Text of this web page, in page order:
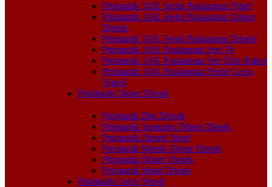
Pnömatik 316L Serisi Paslanmaz Nipel
Pnömatik 316L Serisi Paslanmaz Döner
Dirsek
Pnömatik 316L Serisi Paslanmaz Dirsek
Pnömatik 316L Paslanmaz Seri Te
Pnömatik 316L Paslanmaz Seri Düz Rakor
Pnömatik 316L Paslanmaz Perde Geçiş
Nipeli
Pnömatik Döner Dirsek
Pnömatik Dişi Dirsek
Pnömatik Somunlu Döner Dirsek
Pnömatik Dirsek Nipel
Pnömatik Metrik Döner Dirsek
Pnömatik Döner Dirsek
Pnömatik Metal Dirsek
Pnömatik Geçiş Nipeli